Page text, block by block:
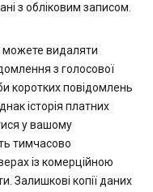
з обліковим записом.
можете видаляти
з голосової
коротких повідомлень
історія платних
у вашому
тимчасово
із комерційною
Залишкові копії даних